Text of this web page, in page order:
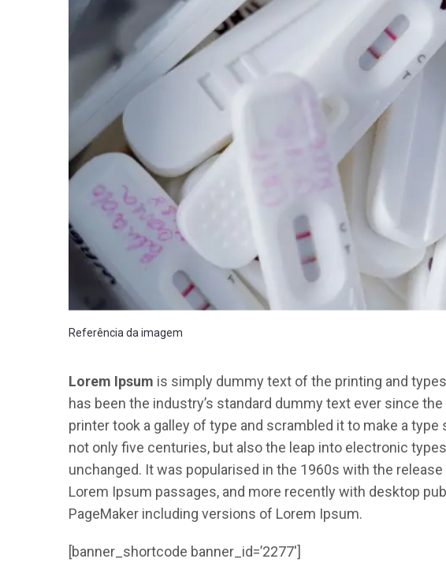
Referência da imagem
Lorem Ipsum is simply dummy text of the printing and
has been the industry’s standard dummy text ever since
printer took a galley of type and scrambled it to make a
not only five centuries, but also the leap into electronic
unchanged. It was popularised in the 1960s with the
Lorem Ipsum passages, and more recently with desktop
PageMaker including versions of Lorem Ipsum.
[banner_shortcode banner_id=’2277′]